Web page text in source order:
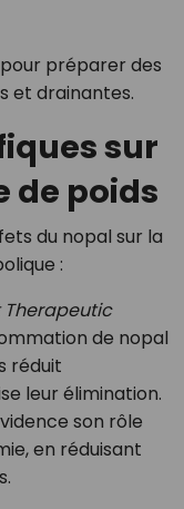
préparer des
et drainantes.
sur
de poids
du nopal sur la
:
Therapeutic
de nopal
réduit
leur élimination.
son rôle
en réduisant